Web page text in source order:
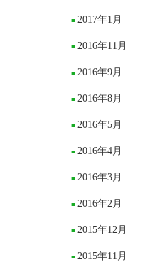
2017年1月
2016年11月
2016年9月
2016年8月
2016年5月
2016年4月
2016年3月
2016年2月
2015年12月
2015年11月